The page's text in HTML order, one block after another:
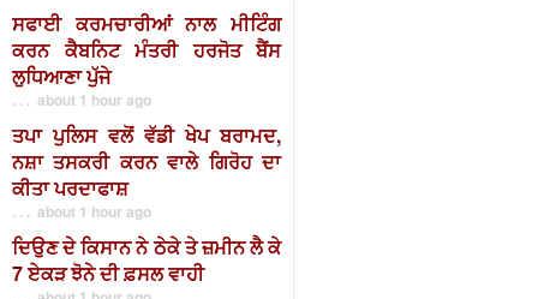
ਸਫਾਈ ਕਰਮਚਾਰੀਆਂ ਨਾਲ ਮੀਟਿੰਗ
ਕਰਨ ਕੈਬਨਿਟ ਮੰਤਰੀ ਹਰਜੋਤ ਬੈਂਸ
ਲੁਧਿਆਣਾ ਪੁੱਜੇ
. . . about 1 hour ago
ਤਪਾ ਪੁਲਿਸ ਵਲੋਂ ਵੱਡੀ ਖੇਪ ਬਰਾਮਦ,
ਨਸ਼ਾ ਤਸਕਰੀ ਕਰਨ ਵਾਲੇ ਗਿਰੋਹ ਦਾ
ਕੀਤਾ ਪਰਦਾਫਾਸ਼
. . . about 1 hour ago
ਦਿਉਣ ਦੇ ਕਿਸਾਨ ਨੇ ਠੇਕੇ ਤੇ ਜ਼ਮੀਨ ਲੈ ਕੇ
7 ਏਕੜ ਝੋਨੇ ਦੀ ਫ਼ਸਲ ਵਾਹੀ